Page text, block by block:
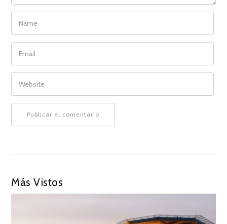
NAME
EMAIL
WEBSITE
Más Vistos